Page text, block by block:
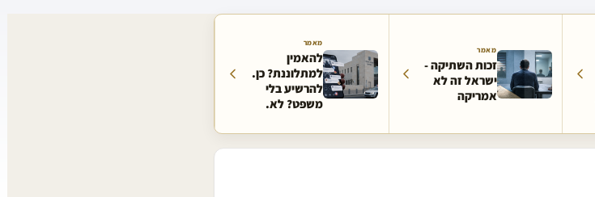
מאמר
זכות השתיקה -
ישראל זה לא
אמריקה
מאמר
להאמין
למתלוננת? כן.
להרשיע בלי
משפט? לא.